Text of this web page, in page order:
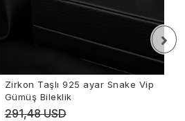
Zirkon Taşlı 925 ayar Snake Vip
Gümüş Bileklik
291,48 USD